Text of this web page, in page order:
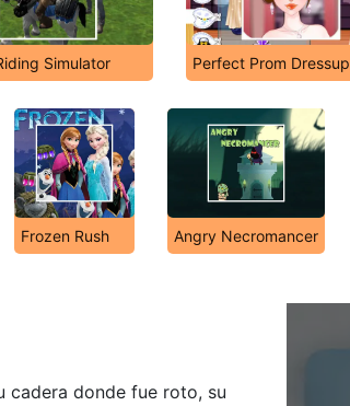
Simulator Perfect Prom Dressup
Frozen Rush Angry Necromancer
cadera donde fue roto, su